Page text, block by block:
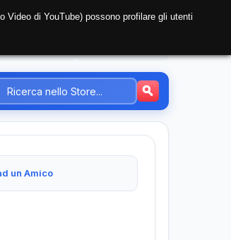
un Amico
di YouTube) possono profilare gli utenti